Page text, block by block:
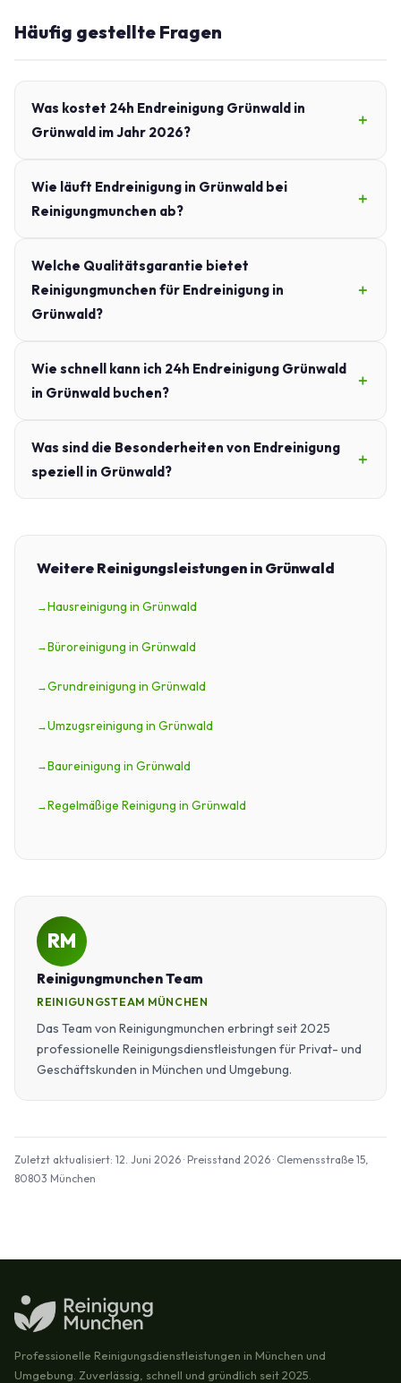
Häufig gestellte Fragen
Was kostet 24h Endreinigung Grünwald in
Grünwald im Jahr 2026?
Wie läuft Endreinigung in Grünwald bei
Reinigungmunchen ab?
Welche Qualitätsgarantie bietet
Reinigungmunchen für Endreinigung in
Grünwald?
Wie schnell kann ich 24h Endreinigung Grünwald
in Grünwald buchen?
Was sind die Besonderheiten von Endreinigung
speziell in Grünwald?
Weitere Reinigungsleistungen in Grünwald
Hausreinigung in Grünwald
Büroreinigung in Grünwald
Grundreinigung in Grünwald
Umzugsreinigung in Grünwald
Baureinigung in Grünwald
Regelmäßige Reinigung in Grünwald
RM
Reinigungmunchen Team
REINIGUNGSTEAM MÜNCHEN
Das Team von Reinigungmunchen erbringt seit 2025
professionelle Reinigungsdienstleistungen für Privat- und
Geschäftskunden in München und Umgebung.
Zuletzt aktualisiert: 12. Juni 2026 · Preisstand 2026 · Clemensstraße 15,
80803 München
Professionelle Reinigungsdienstleistungen in München und
Umgebung. Zuverlässig, schnell und gründlich seit 2025.